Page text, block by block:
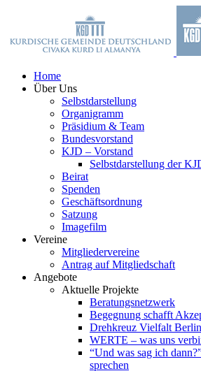
springen
Home
Über Uns
Selbstdarstellung
Organigramm
Präsidium & Team
Bundesvorstand
KJD – Vorstand
Selbstdarstellung der
Beirat
Spenden
Geschäftsordnung
Satzung
Imagefilm
Vereine
Mitgliedervereine
Antrag auf Mitgliedschaft
Angebote
Aktuelle Projekte
Beratungsnetzwerk
Begegnung schafft
Drehkreuz Vielfalt Berlin
WERTE – was uns
“Und was sag ich
sprechen